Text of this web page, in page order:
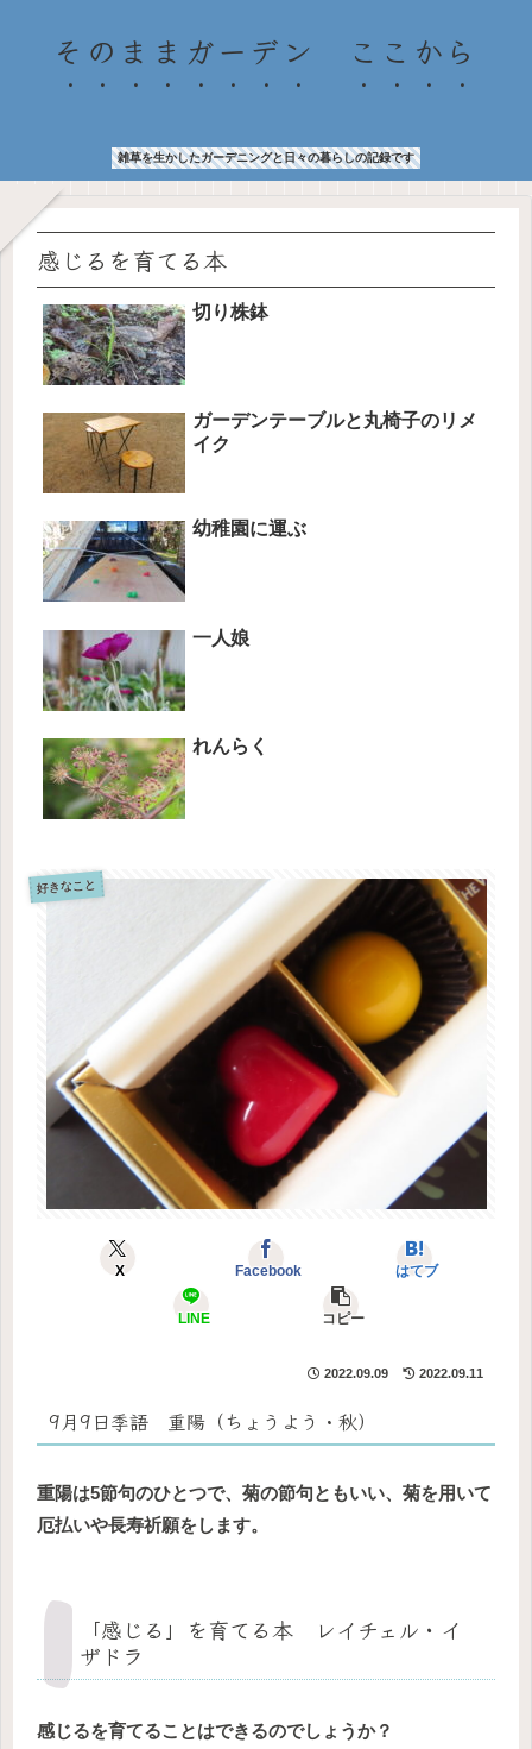
そのままガーデン ここから
雑草を生かしたガーデニングと日々の暮らしの記録です
感じるを育てる本
切り株鉢
ガーデンテーブルと丸椅子のリメ
イク
幼稚園に運ぶ
一人娘
れんらく
好きなこと
X Facebook はてブ
LINE コピー
2022.09.09 2022.09.11
9月9日季語 重陽（ちょうよう・秋）
重陽は5節句のひとつで、菊の節句ともいい、菊を用いて
厄払いや長寿祈願をします。
「感じる」を育てる本 レイチェル・イ
ザドラ
感じるを育てることはできるのでしょうか？